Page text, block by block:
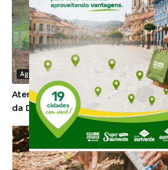
Agronegócio
Atenção proprietários de imóvel
da DITR 2026